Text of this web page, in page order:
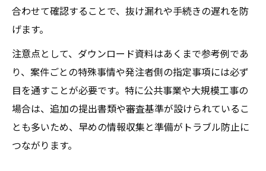
合わせて確認することで、抜け漏れや手続きの遅れを防
げます。
注意点として、ダウンロード資料はあくまで参考例であ
り、案件ごとの特殊事情や発注者側の指定事項には必ず
目を通すことが必要です。特に公共事業や大規模工事の
場合は、追加の提出書類や審査基準が設けられているこ
とも多いため、早めの情報収集と準備がトラブル防止に
つながります。